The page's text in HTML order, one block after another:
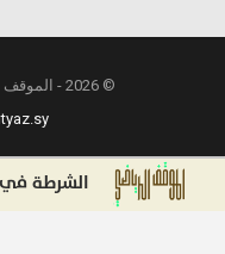
© 2026 - الموقف الرياضي. All Rights Reserved.
الشرطة في